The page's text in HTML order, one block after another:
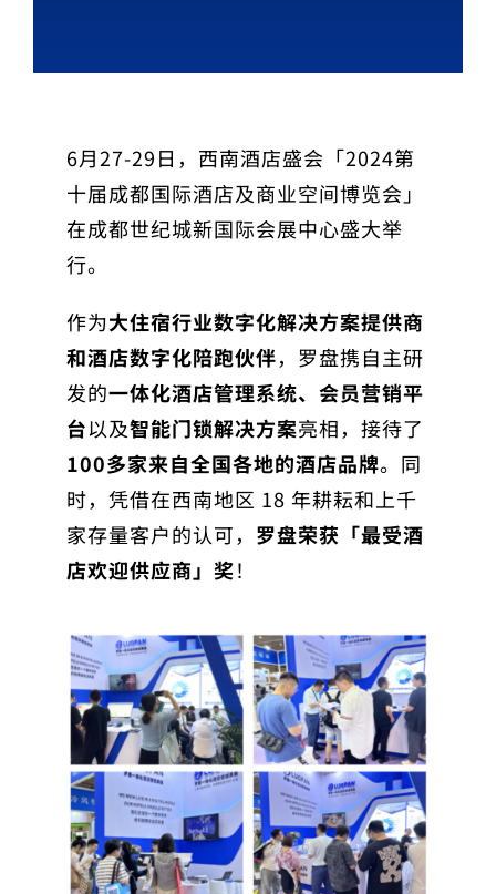
6月27-29日，西南酒店盛会「2024第
十届成都国际酒店及商业空间博览会」
在成都世纪城新国际会展中心盛大举
行。
作为大住宿行业数字化解决方案提供商
和酒店数字化陪跑伙伴，罗盘携自主研
发的一体化酒店管理系统、会员营销平
台以及智能门锁解决方案亮相，接待了
100多家来自全国各地的酒店品牌。同
时，凭借在西南地区 18 年耕耘和上千
家存量客户的认可， 罗盘荣获「最受酒
店欢迎供应商」奖！